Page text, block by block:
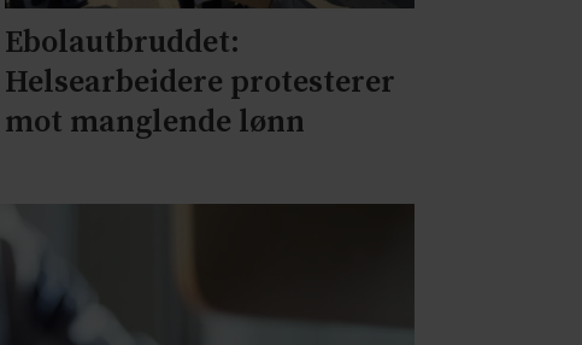
Ebolautbruddet:
Helsearbeidere protesterer
mot manglende lønn